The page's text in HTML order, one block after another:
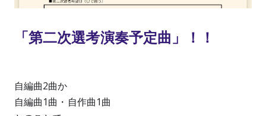
「第二次選考演奏予定曲」！！
自編曲2曲か
自編曲1曲・自作曲1曲